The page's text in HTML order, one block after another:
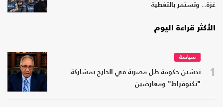
غزة.. وتستمر بالتغطية
الأكثر قراءة اليوم
1
سياسة
تدشين حكومة ظل مصرية في الخارج بمشاركة
"تكنوقراط" ومعارضين